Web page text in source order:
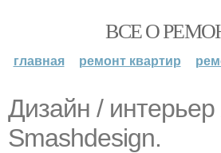
ВСЕ О
главная ремонт квартир
Дизайн / интерьер
Smashdesign.